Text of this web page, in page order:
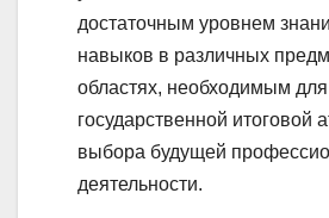
достаточным уровнем
навыков в различных
областях, необходимым
государственной итоговой
выбора будущей
деятельности.